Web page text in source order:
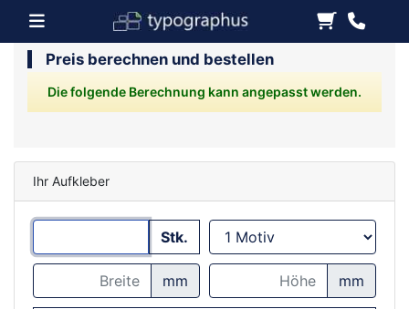
Preis berechnen und bestellen
Die folgende Berechnung kann angepasst werden.
Ihr Aufkleber
Stk.
mm mm